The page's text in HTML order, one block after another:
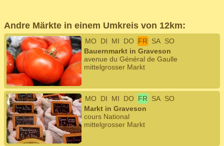
Andre Märkte in einem Umkreis von 12km:
MO DI MI DO FR SA SO
Bauernmarkt in Graveson
avenue du Général de Gaulle
mittelgrosser Markt
MO DI MI DO FR SA SO
Markt in Graveson
cours National
mittelgrosser Markt